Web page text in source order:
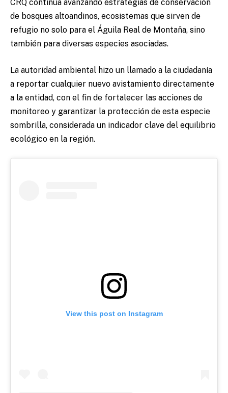
CRQ continúa avanzando estrategias de conservación
de bosques altoandinos, ecosistemas que sirven de
refugio no solo para el Águila Real de Montaña, sino
también para diversas especies asociadas.
La autoridad ambiental hizo un llamado a la ciudadanía
a reportar cualquier nuevo avistamiento directamente
a la entidad, con el fin de fortalecer las acciones de
monitoreo y garantizar la protección de esta especie
sombrilla, considerada un indicador clave del equilibrio
ecológico en la región.
View this post on Instagram